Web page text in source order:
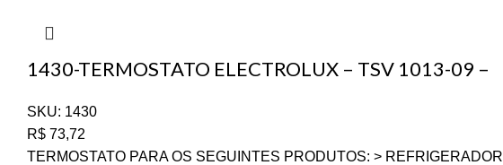
1430-TERMOSTATO ELECTROLUX – TSV 1013-09 –
SKU: 1430
R$ 73,72
TERMOSTATO PARA OS SEGUINTES PRODUTOS: >